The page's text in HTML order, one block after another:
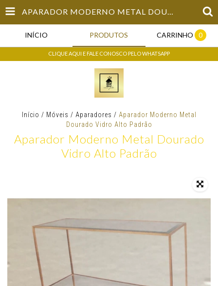
APARADOR MODERNO METAL DOURADO VIDRO ALTO PADRÃO
INÍCIO PRODUTOS CARRINHO 0
CLIQUE AQUI E FALE CONOSCO PELO WHATSAPP
Início / Móveis / Aparadores / Aparador Moderno Metal
Dourado Vidro Alto Padrão
Aparador Moderno Metal Dourado
Vidro Alto Padrão